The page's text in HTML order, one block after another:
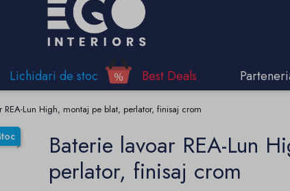
Lichidari de stoc Best Deals
REA-Lun High, montaj pe blat, perlator, finisaj crom
Baterie lavoar REA-Lun
perlator, finisaj crom